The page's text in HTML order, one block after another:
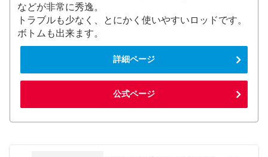
などが非常に秀逸。
トラブルも少なく、とにかく使いやすいロッドです。
ボトムも出来ます。
詳細ページ
公式ページ